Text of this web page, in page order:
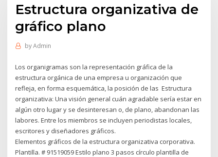
Estructura organizativa de
gráfico plano
byAdmin
Los organigramas son la representación gráfica de la
estructura orgánica de una empresa u organización que
refleja, en forma esquemática, la posición de las Estructura
organizativa: Una visión general cuán agradable sería estar en
algún otro lugar y se desinteresan o, de plano, abandonan las
labores. Entre los miembros se incluyen periodistas locales,
escritores y diseñadores gráficos.
Elementos gráficos de la estructura organizativa corporativa.
Plantilla. # 91519059 Estilo plano 3 pasos círculo plantilla de